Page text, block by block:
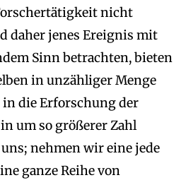
nicht
daher jenes Ereignis mit
Sinn betrachten, bieten
in unzähliger Menge
in die Erforschung der
um so größerer Zahl
nehmen wir eine jede
ganze Reihe von